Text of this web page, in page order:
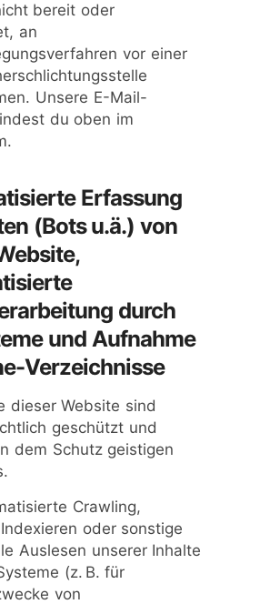
bereit oder
an
vor einer
Unsere E-Mail-
du oben im
Erfassung
(Bots u.ä.)von
,
durch
und Aufnahme
Verzeichnisse
dieser Website sind
geschützt und
dem Schutz geistigen
Crawling,
oder sonstige
Auslesen unserer Inhalte
(z. B. für
von